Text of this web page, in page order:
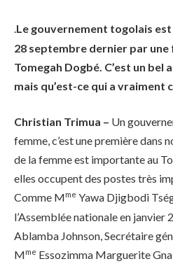
.Le gouvernement togolais
28 septembre dernier par une
Tomegah Dogbé. C’est un bel
mais qu’est-ce qui a vraiment
Christian Trimua – Un
femme, c’est une première dans
de la femme est importante au
elles occupent des postes très
Comme Mme Yawa Djigbodi
l’Assemblée nationale en janvier
Ablamba Johnson, Secrétaire
Mme Essozimma Marguerite